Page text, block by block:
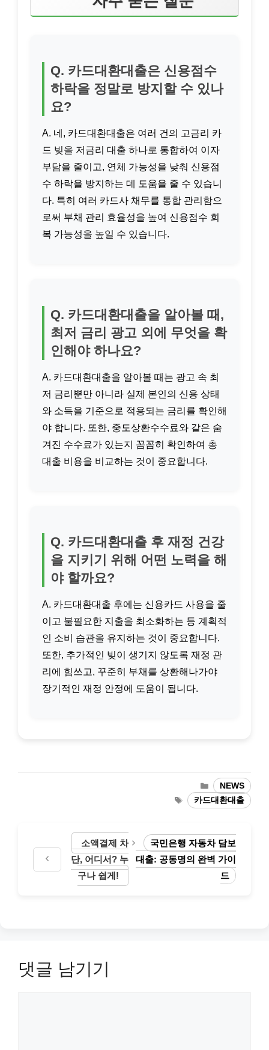
Q. 카드대환대출은 신용점수
하락을 정말로 방지할 수 있나
요?
A. 네, 카드대환대출은 여러 건의 고금리 카
드 빚을 저금리 대출 하나로 통합하여 이자
부담을 줄이고, 연체 가능성을 낮춰 신용점
수 하락을 방지하는 데 도움을 줄 수 있습니
다. 특히 여러 카드사 채무를 통합 관리함으
로써 부채 관리 효율성을 높여 신용점수 회
복 가능성을 높일 수 있습니다.
Q. 카드대환대출을 알아볼 때,
최저 금리 광고 외에 무엇을 확
인해야 하나요?
A. 카드대환대출을 알아볼 때는 광고 속 최
저 금리뿐만 아니라 실제 본인의 신용 상태
와 소득을 기준으로 적용되는 금리를 확인해
야 합니다. 또한, 중도상환수수료와 같은 숨
겨진 수수료가 있는지 꼼꼼히 확인하여 총
대출 비용을 비교하는 것이 중요합니다.
Q. 카드대환대출 후 재정 건강
을 지키기 위해 어떤 노력을 해
야 할까요?
A. 카드대환대출 후에는 신용카드 사용을 줄
이고 불필요한 지출을 최소화하는 등 계획적
인 소비 습관을 유지하는 것이 중요합니다.
또한, 추가적인 빚이 생기지 않도록 재정 관
리에 힘쓰고, 꾸준히 부채를 상환해나가야
장기적인 재정 안정에 도움이 됩니다.
카
테
고
NEWS
태
그
카드대환대출
소액결제 차
단, 어디서? 누
구나 쉽게!
국민은행 자동차 담보
대출: 공동명의 완벽 가이
드
댓글 남기기